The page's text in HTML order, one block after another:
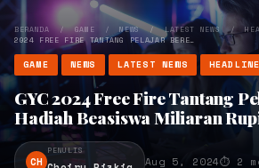
BERANDA /GAME /NEWS/LATEST NEWS/
2024 FREE FIRE TANTANG PELAJAR BERE…
GAME NEWS LATEST NEWS HEADLINE
GYC 2024 Free Fire Tantang
Hadiah Beasiswa Miliaran
CH
PENULIS
Aug 5, 2024⏱ 2